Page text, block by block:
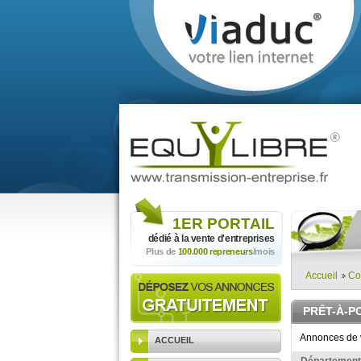
1ER PORTAIL
dédié à la vente d'entreprises
Plus de 100.000 repreneurs/mois
ACCUEIL
Accueil
PRÊT-À-
Annonces de